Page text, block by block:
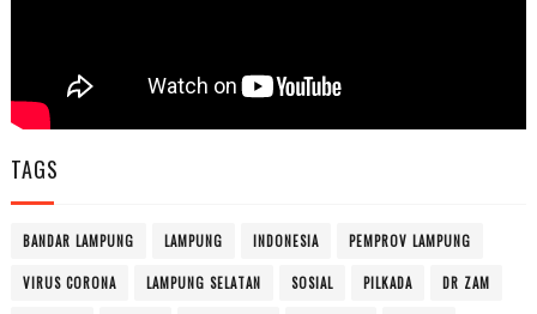
TAGS
BANDAR LAMPUNG LAMPUNG INDONESIA PEMPROV LAMPUNG
VIRUS CORONA LAMPUNG SELATAN SOSIAL PILKADA DR ZAM